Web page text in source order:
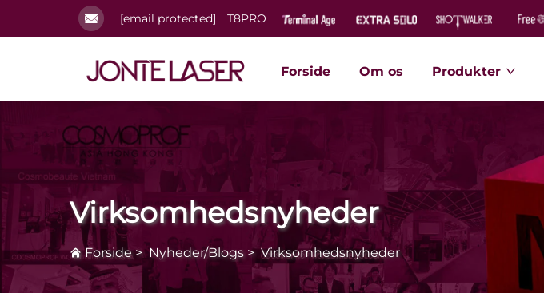
[email protected] T8PRO
Forside Om os Produkter
Virksomhedsnyheder
Forside>Nyheder/Blogs >Virksomhedsnyheder